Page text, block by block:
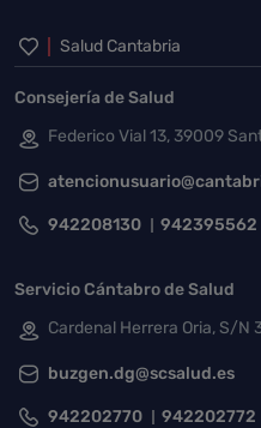
Inicio del pie
Salud Cantabria
Consejería de Salud
Federico Vial 13, 39009
942208130 942395562
Servicio Cántabro de Salud
Cardenal Herrera Oria, S/N
buzgen.dg@scsalud.es
942202770 942202772